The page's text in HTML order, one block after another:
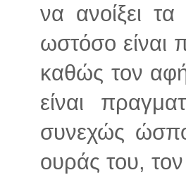
να ανοίξει
ωστόσο είναι
καθώς τον
είναι
συνεχώς
ουράς του,